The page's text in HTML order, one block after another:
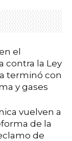
el
contra la Ley
terminó con
y gases
vuelven a
de la
de